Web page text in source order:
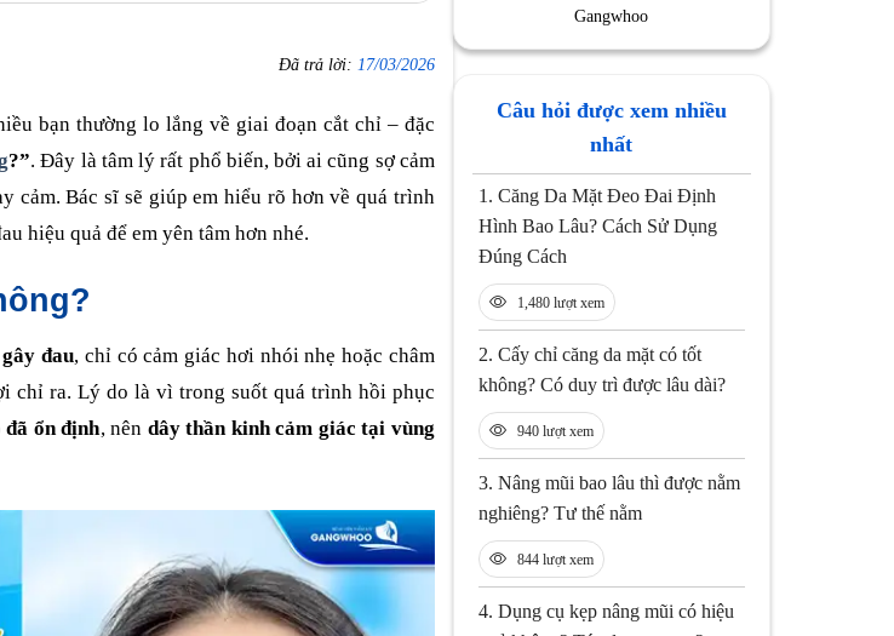
Đã trả lời: 17/03/2026
bạn thường lo lắng về giai đoạn cắt chỉ – đặc
?”. Đây là tâm lý rất phổ biến, bởi ai cũng sợ cảm
cảm. Bác sĩ sẽ giúp em hiểu rõ hơn về quá trình
hiệu quả để em yên tâm hơn nhé.
đau, chỉ có cảm giác hơi nhói nhẹ hoặc châm
chỉ ra. Lý do là vì trong suốt quá trình hồi phục
ổn định, nên dây thần kinh cảm giác tại vùng
Gangwhoo
Câu hỏi được xem nhiều
nhất
1. Căng Da Mặt Đeo Đai Định
Hình Bao Lâu? Cách Sử Dụng
Đúng Cách
1,480 lượt xem
2. Cấy chỉ căng da mặt có tốt
không? Có duy trì được lâu dài?
940 lượt xem
3. Nâng mũi bao lâu thì được nằm
nghiêng? Tư thế nằm
844 lượt xem
4. Dụng cụ kẹp nâng mũi có hiệu